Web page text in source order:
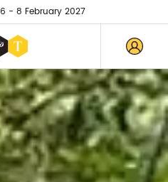
6 - 8 February 2027